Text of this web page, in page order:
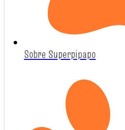
Sobre Superpipapo